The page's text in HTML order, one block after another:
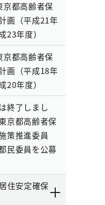
京都高齢者保
画（平成21年
23年度）
京都高齢者保
画（平成18年
20年度）
終了しまし
京都高齢者保
策推進委員
民委員を公募
住安定確保